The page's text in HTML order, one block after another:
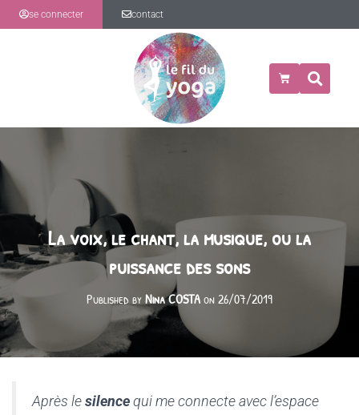
se connecter contact
La voix, le chant, la musique, ou la
puissance des sons
Published byNina COSTAon26/07/2019
Après lesilencequi me connecte avec l’espace